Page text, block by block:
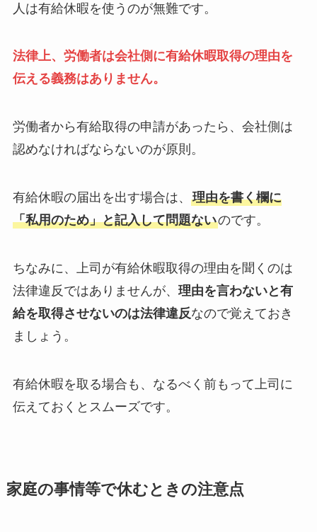
人は有給休暇を使うのが無難です。
法律上、労働者は会社側に有給休暇取得の理由を
伝える義務はありません。
労働者から有給取得の申請があったら、会社側は
認めなければならないのが原則。
有給休暇の届出を出す場合は、 理由を書く欄に
「私用のため」と記入して問題ないのです。
ちなみに、上司が有給休暇取得の理由を聞くのは
法律違反ではありませんが、 理由を言わないと有
給を取得させないのは法律違反なので覚えておき
ましょう。
有給休暇を取る場合も、なるべく前もって上司に
伝えておくとスムーズです。
家庭の事情等で休むときの注意点